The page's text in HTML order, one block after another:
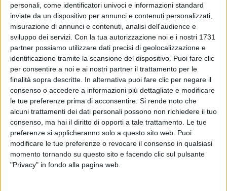
personali, come identificatori univoci e informazioni standard
inviate da un dispositivo per annunci e contenuti personalizzati,
misurazione di annunci e contenuti, analisi dell'audience e
sviluppo dei servizi. Con la tua autorizzazione noi e i nostri 1731
partner possiamo utilizzare dati precisi di geolocalizzazione e
identificazione tramite la scansione del dispositivo. Puoi fare clic
per consentire a noi e ai nostri partner il trattamento per le
finalità sopra descritte. In alternativa puoi fare clic per negare il
consenso o accedere a informazioni più dettagliate e modificare
le tue preferenze prima di acconsentire. Si rende noto che
alcuni trattamenti dei dati personali possono non richiedere il tuo
consenso, ma hai il diritto di opporti a tale trattamento. Le tue
preferenze si applicheranno solo a questo sito web. Puoi
modificare le tue preferenze o revocare il consenso in qualsiasi
momento tornando su questo sito e facendo clic sul pulsante
"Privacy" in fondo alla pagina web.
05 giu 2020
Bugo e Ermal Meta: ecco il video di Mi
manca, Ambra Angiolini protagonista
“Il momento di scoppiare di nostalgia. Grazie per ciò
che mi avete donato”